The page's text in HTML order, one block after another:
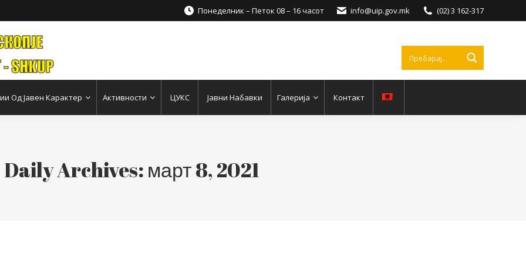
Понеделник – Петок 08 – 16 часот info@uip.gov.mk (02) 3 162-317
Од Јавен Карактер Активности ЦУКС Јавни Набавки Галерија Контакт
Daily Archives:март 8, 2021